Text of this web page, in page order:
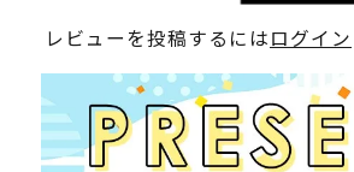
レビューを投稿するにはログイン